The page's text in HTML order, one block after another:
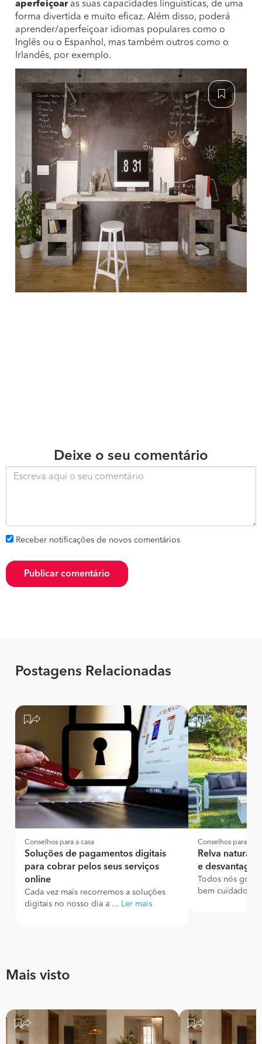
aperfeiçoaras suas capacidades linguísticas, de uma
forma divertida e muito eficaz. Além disso, poderá
aprender/aperfeiçoar idiomas populares como o
Inglês ou o Espanhol, mas também outros como o
Irlandês, por exemplo.
Deixe o seu comentário
Receber notificações de novos comentários
Publicar comentário
Postagens Relacionadas
Conselhos para a casa
Soluções de pagamentos digitais
para cobrar pelos seus serviços
online
Cada vez mais recorremos a soluções
digitais no nosso dia a ... Ler mais
Conselhos para a
Relva natural
e
Todos nós
bem cuidado,
Mais visto